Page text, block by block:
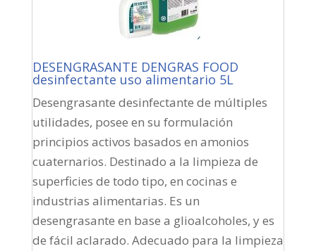
DESENGRASANTE DENGRAS FOOD
desinfectante uso alimentario 5L
Desengrasante desinfectante de múltiples
utilidades, posee en su formulación
principios activos basados en amonios
cuaternarios. Destinado a la limpieza de
superficies de todo tipo, en cocinas e
industrias alimentarias. Es un
desengrasante en base a glioalcoholes, y es
de fácil aclarado. Adecuado para la limpieza